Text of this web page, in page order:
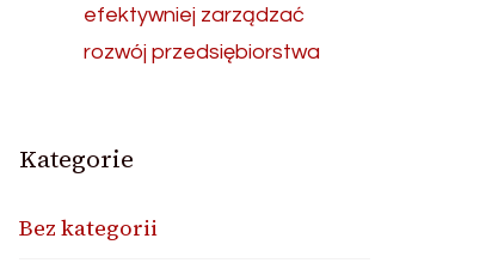
efektywniej zarządzać
rozwój przedsiębiorstwa
Kategorie
Bez kategorii